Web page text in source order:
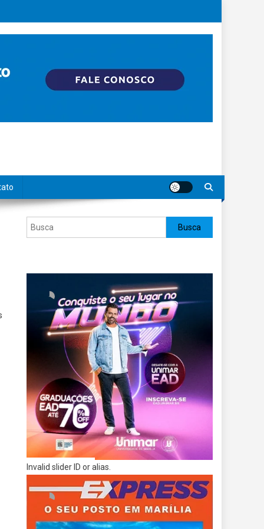
Pesquisar Busca
Invalid slider ID or alias.